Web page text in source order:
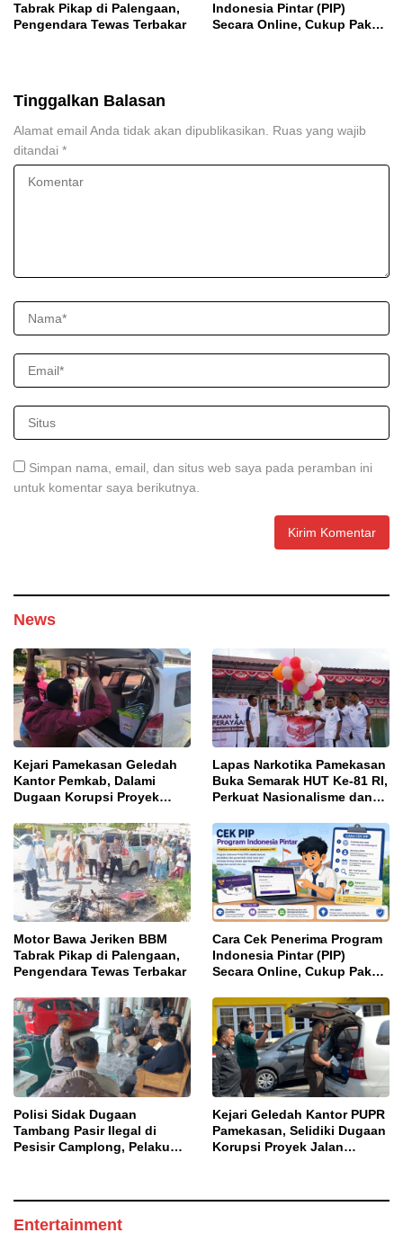
Tabrak Pikap di Palengaan,
Pengendara Tewas Terbakar
Indonesia Pintar (PIP)
Secara Online, Cukup Pakai
Tinggalkan Balasan
Alamat email Anda tidak akan dipublikasikan.
Ruas yang wajib
ditandai *
Simpan nama, email, dan situs web saya pada peramban ini
untuk komentar saya berikutnya.
News
Kejari Pamekasan Geledah
Kantor Pemkab, Dalami
Dugaan Korupsi Proyek
Lapas Narkotika Pamekasan
Buka Semarak HUT Ke-81 RI,
Perkuat Nasionalisme dan
Motor Bawa Jeriken BBM
Tabrak Pikap di Palengaan,
Pengendara Tewas Terbakar
Cara Cek Penerima Program
Indonesia Pintar (PIP)
Secara Online, Cukup Pakai
Polisi Sidak Dugaan
Tambang Pasir Ilegal di
Pesisir Camplong, Pelaku
Kejari Geledah Kantor PUPR
Pamekasan, Selidiki Dugaan
Korupsi Proyek Jalan
Entertainment